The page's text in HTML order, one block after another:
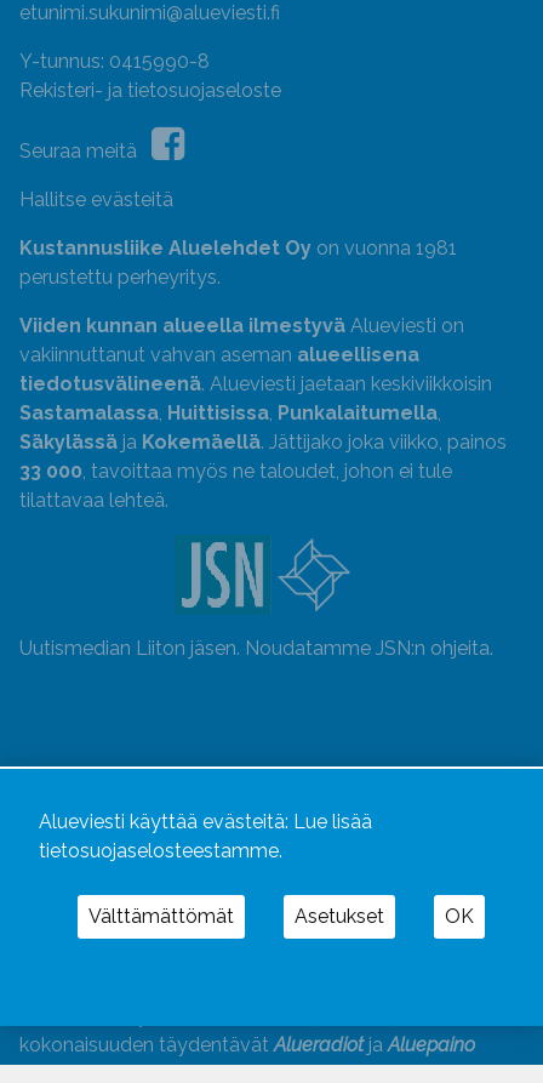
etunimi.sukunimi@alueviesti.fi
Y-tunnus: 0415990-8
Rekisteri- ja tietosuojaseloste
Seuraa meitä
Hallitse evästeitä
Kustannusliike Aluelehdet Oy on vuonna 1981
perustettu perheyritys.
Viiden kunnan alueella ilmestyvä Alueviesti on
vakiinnuttanut vahvan aseman alueellisena
tiedotusvälineenä. Alueviesti jaetaan keskiviikkoisin
Sastamalassa Huittisissa Punkalaitumella
Säkylässä ja Kokemäellä. Jättijako joka viikko, painos
33 000 , tavoittaa myös ne taloudet, johon ei tule
tilattavaa lehteä.
Uutismedian Liiton jäsen. Noudatamme JSN:n ohjeita.
kokonaisuuden täydentävät Alueradiotja Aluepaino
Alueviesti käyttää evästeitä: Lue lisää
tietosuojaselosteestamme.
Välttämättömät Asetukset OK